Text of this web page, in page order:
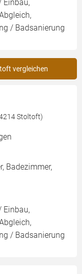
Einbau,
/ Badsanierung
vergleichen
Stoltoft)
Badezimmer,
Einbau,
/ Badsanierung